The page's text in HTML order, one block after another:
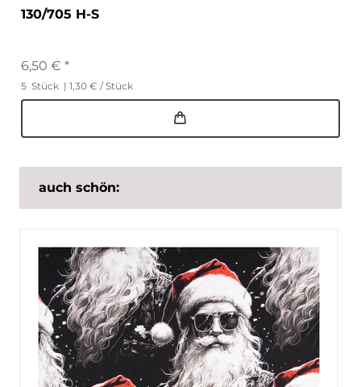
130/705 H-S
6,50 € *
5 Stück | 1,30 € / Stück
auch schön: